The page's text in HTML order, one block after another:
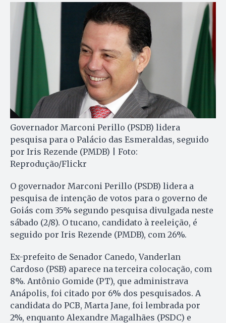
Governador Marconi Perillo (PSDB) lidera
pesquisa para o Palácio das Esmeraldas, seguido
por Iris Rezende (PMDB) | Foto:
Reprodução/Flickr
O governador Marconi Perillo (PSDB) lidera a
pesquisa de intenção de votos para o governo de
Goiás com 35% segundo pesquisa divulgada neste
sábado (2/8). O tucano, candidato à reeleição, é
seguido por Iris Rezende (PMDB), com 26%.
Ex-prefeito de Senador Canedo, Vanderlan
Cardoso (PSB) aparece na terceira colocação, com
8%. Antônio Gomide (PT), que administrava
Anápolis, foi citado por 6% dos pesquisados. A
candidata do PCB, Marta Jane, foi lembrada por
2%, enquanto Alexandre Magalhães (PSDC) e